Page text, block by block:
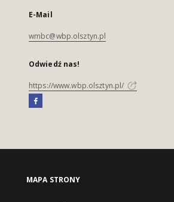
E-Mail
wmbc@wbp.olsztyn.pl
Odwiedź nas!
https://www.wbp.olsztyn.pl/
MAPA STRONY